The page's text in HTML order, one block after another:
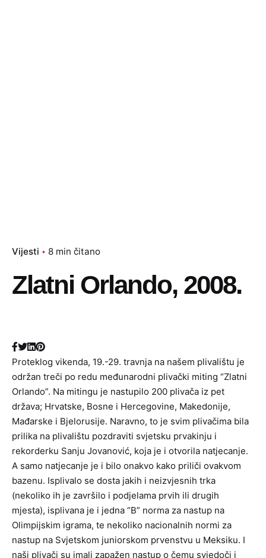
Vijesti 8 min čitano
Zlatni Orlando, 2008.
Proteklog vikenda, 19.-29. travnja na našem plivalištu je
održan treči po redu međunarodni plivački miting “Zlatni
Orlando”. Na mitingu je nastupilo 200 plivača iz pet
država; Hrvatske, Bosne i Hercegovine, Makedonije,
Mađarske i Bjelorusije. Naravno, to je svim plivačima bila
prilika na plivalištu pozdraviti svjetsku prvakinju i
rekorderku Sanju Jovanović, koja je i otvorila natjecanje.
A samo natjecanje je i bilo onakvo kako priliči ovakvom
bazenu. Isplivalo se dosta jakih i neizvjesnih trka
(nekoliko ih je završilo i podjelama prvih ili drugih
mjesta), isplivana je i jedna “B” norma za nastup na
Olimpijskim igrama, te nekoliko nacionalnih normi za
nastup na Svjetskom juniorskom prvenstvu u Meksiku. I
naši plivači su imali zapažen nastup o čemu svjedoči i